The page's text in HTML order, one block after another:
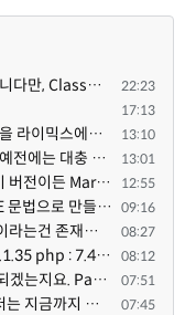
Laravel을 굳이 배워야 할 필요성은 없습니다만, Class기반의 객체 지향 프로그래밍과, PSR-4라는 Composer... 22:23
17:13
라라벨에서 사용하는 Blade 템플릿 문법을 라이믹스에서도 일부분 도입하였는데, 양쪽의 템플릿 매뉴얼 분량... 13:10
없음, NULL, 빈 문자열은 서로 다릅니다. 예전에는 대충 써도 서로 통용되었지만, 그것 때문에 버그나 보안... 13:01
기본적인 ORDER BY 문법은 MySQL 초기 버전이든 MariaDB 최신 버전이든 차이가 없습니다. 라이믹스 게시판에... 12:55
네, 감사합니다. 저는 xe 처음 접했을때 XE 문법으로 만들었다고 해서 xe코드들이 php와 전혀 다른것 같이 ... 09:16
php 코드에서 "XE(Rhymix)만의 문법"이라는건 존재하지도 않고 별도의 인터프리터를 만들지 않는한 쓸 수도 ... 08:27
관리자 서버 보기 에 rhymix_version : 2.1.35 php : 7.4.3 (64-bit) db.type : mysql (innodb, utf8mb4) db... 08:12
와우..감사합니다. 한가지만 더 물어봐도 되겠는지요. Password.php 파일안에 클래스와 함수들은 순수 php ... 07:51
감사합니다. 구글이 답변을 잘해주네요. 저는 지금까지 md5 에 머물러 있었네요. md5는 구석기 알고리즘이 ... 07:45